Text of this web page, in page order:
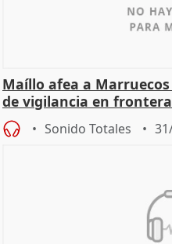
Maíllo afea a
de vigilancia en
Sonido Totales